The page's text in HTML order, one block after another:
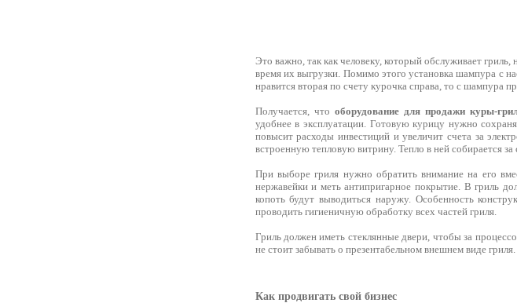
Это важно, так как человеку, который обслуживает
время их выгрузки. Помимо этого установка шампура с
нравится вторая по счету курочка справа, то с шампура
Получается, что оборудование для продажи куры-
удобнее в эксплуатации. Готовую курицу нужно
повысит расходы инвестиций и увеличит счета за
встроенную тепловую витрину. Тепло в ней собирается за
При выборе гриля нужно обратить внимание на его
нержавейки и меть антипригарное покрытие. В гриль
копоть будут выводиться наружу. Особенность
проводить гигиеничную обработку всех частей гриля.
Гриль должен иметь стеклянные двери, чтобы за
не стоит забывать о презентабельном внешнем виде гриля.
Как продвигать свой бизнес